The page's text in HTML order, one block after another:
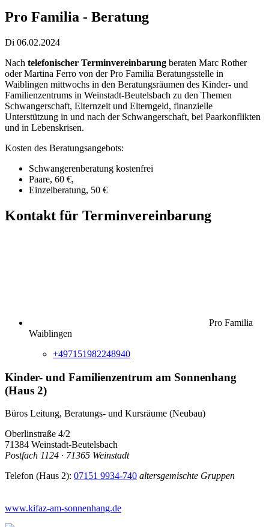
Pro Familia - Beratung
Di 06.02.2024
Nach telefonischer Terminvereinbarung beraten Marc Rother
oder Martina Ferro von der Pro Familia Beratungsstelle in
Waiblingen mittwochs in den Beratungsräumen des Kinder- und
Familienzentrums in Weinstadt-Beutelsbach zu den Themen
Schwangerschaft, Elternzeit und Elterngeld, finanzielle
Unterstützung in und nach der Schwangerschaft, bei Paarkonflikten
und in Lebenskrisen.
Kosten des Beratungsangebots:
Schwangerenberatung kostenfrei
Paare, 60 €,
Einzelberatung, 50 €
Kontakt für Terminvereinbarung
Pro Familia
Waiblingen
+497151982248940
Kinder- und Familienzentrum am Sonnenhang
(Haus 2)
Büros Leitung, Beratungs- und Kursräume (Neubau)
Oberlinstraße 4/2
71384 Weinstadt-Beutelsbach
Postfach 1124 · 71365 Weinstadt
Telefon (Haus 2): 07151 9934-740 altersgemischte Gruppen
www.kifaz-am-sonnenhang.de